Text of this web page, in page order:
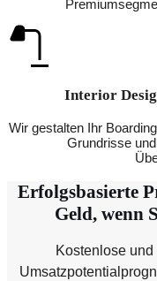
Interior
Wir gestalten Ihr
Grundrisse
Erfolgsbasierte
Geld, wenn
Kostenlose